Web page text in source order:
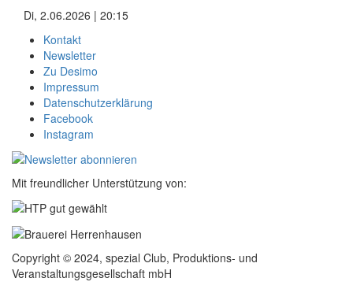
Di, 2.06.2026 | 20:15
Kontakt
Newsletter
Zu Desimo
Impressum
Datenschutzerklärung
Facebook
Instagram
Mit freundlicher Unterstützung von:
Copyright © 2024, spezial Club, Produktions- und
Veranstaltungsgesellschaft mbH